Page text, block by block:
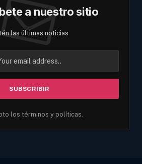
a nuestro sitio
las últimas noticias
los términos y políticas.